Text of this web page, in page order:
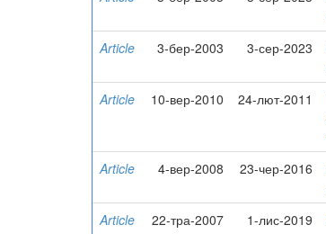
Article
3-бер-2003 3-сер-2023
Article
10-вер-2010 24-лют-2011
Article
4-вер-2008 23-чер-2016
Article
22-тра-2007 1-лис-2019